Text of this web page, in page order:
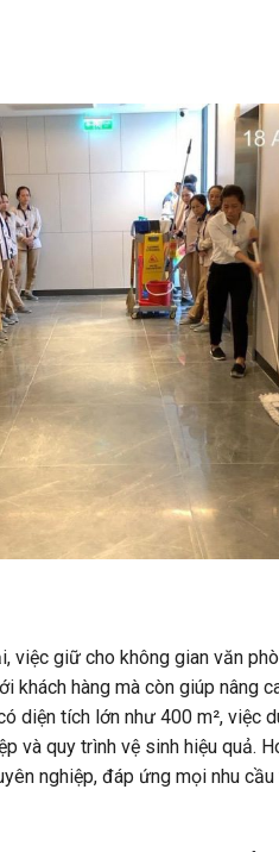
việc giữ cho không gian văn
khách hàng mà còn giúp nâng
diện tích lớn như 400 m², việc
và quy trình vệ sinh hiệu quả.
nghiệp, đáp ứng mọi nhu